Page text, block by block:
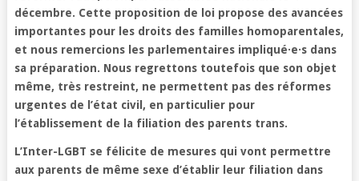
décembre. Cette proposition de loi propose des avancées
importantes pour les droits des familles homoparentales,
et nous remercions les parlementaires impliqué·e·s dans
sa préparation. Nous regrettons toutefois que son objet
même, très restreint, ne permettent pas des réformes
urgentes de l’état civil, en particulier pour
l’établissement de la filiation des parents trans.
L’Inter-LGBT se félicite de mesures qui vont permettre
aux parents de même sexe d’établir leur filiation dans